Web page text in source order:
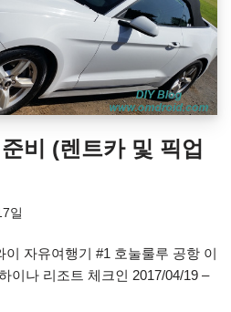
비 (렌트카 및 픽업
일
이 자유여행기 #1 호눌룰루 공항 이
이나 리조트 체크인 2017/04/19 –